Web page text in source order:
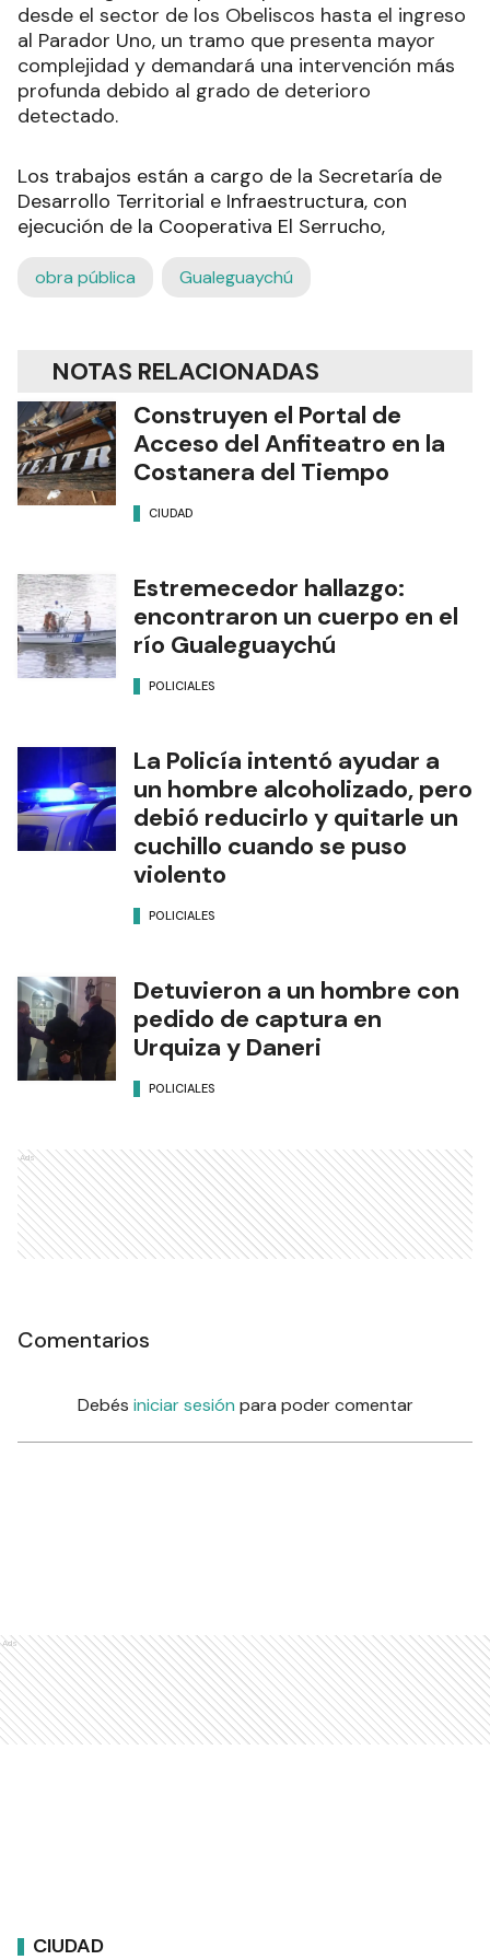
desde el sector de los Obeliscos hasta el ingreso
al Parador Uno, un tramo que presenta mayor
complejidad y demandará una intervención más
profunda debido al grado de deterioro
detectado.
Los trabajos están a cargo de la Secretaría de
Desarrollo Territorial e Infraestructura, con
ejecución de la Cooperativa El Serrucho,
obra pública Gualeguaychú
NOTAS RELACIONADAS
Construyen el Portal de
Acceso del Anfiteatro en la
Costanera del Tiempo
CIUDAD
Estremecedor hallazgo:
encontraron un cuerpo en el
río Gualeguaychú
POLICIALES
La Policía intentó ayudar a
un hombre alcoholizado, pero
debió reducirlo y quitarle un
cuchillo cuando se puso
violento
POLICIALES
Detuvieron a un hombre con
pedido de captura en
Urquiza y Daneri
POLICIALES
Ads
Comentarios
Debés iniciar sesión para poder comentar
Ads
CIUDAD